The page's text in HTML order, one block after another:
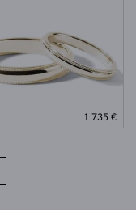
1 735 €